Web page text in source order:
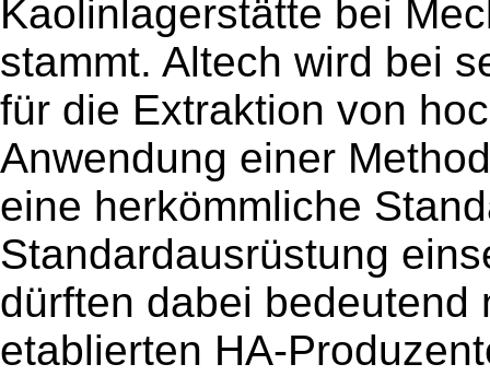
Kaolinlagerstätte bei
stammt. Altech wird bei
für die Extraktion von
Anwendung einer
eine herkömmliche
Standardausrüstung
dürften dabei
etablierten HA-